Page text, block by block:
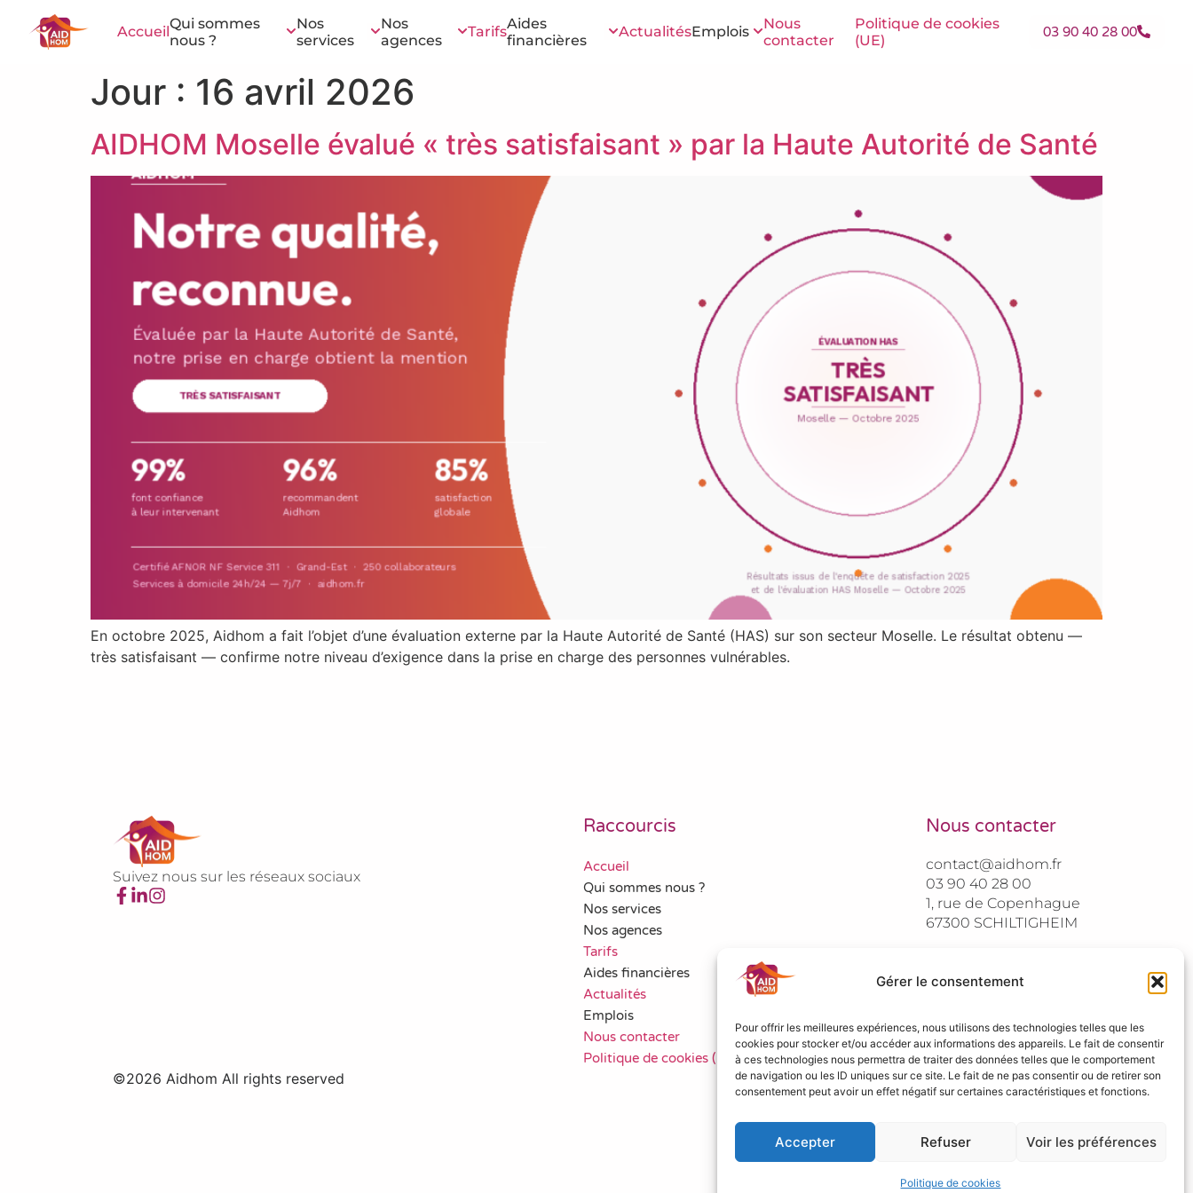
Gérer le consentement
Pour offrir les meilleures expériences, nous utilisons des technologies telles que les
cookies pour stocker et/ou accéder aux informations des appareils. Le fait de consentir
à ces technologies nous permettra de traiter des données telles que le comportement
de navigation ou les ID uniques sur ce site. Le fait de ne pas consentir ou de retirer son
consentement peut avoir un effet négatif sur certaines caractéristiques et fonctions.
Accepter Refuser Voir les préférences
Politique de cookies
principal
AccueilQui sommes
nous ?
Nos
services
Nos
agences
TarifsAides
financières
ActualitésEmplois
Nous
contacter
Politique de cookies
(UE)
03 90 40 28 00
Jour : 16 avril 2026
AIDHOM Moselle évalué « très satisfaisant » par la Haute Autorité de Santé
En octobre 2025, Aidhom a fait l’objet d’une évaluation externe par la Haute Autorité de Santé (HAS) sur son secteur Moselle. Le résultat obtenu —
très satisfaisant — confirme notre niveau d’exigence dans la prise en charge des personnes vulnérables.
Suivez nous sur les réseaux sociaux
Raccourcis
Accueil
Qui sommes nous ?
Nos services
Nos agences
Tarifs
Aides financières
Actualités
Emplois
Nous contacter
Politique de cookies (UE)
Nous contacter
contact@aidhom.fr
03 90 40 28 00
1, rue de Copenhague
67300 SCHILTIGHEIM
©2026 Aidhom All rights reserved